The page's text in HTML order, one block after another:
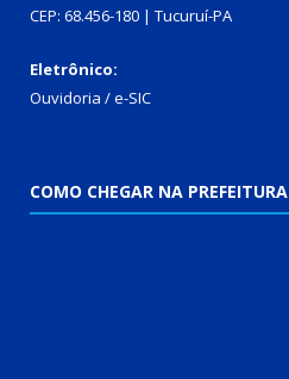
CEP: 68.456-180 | Tucuruí-PA
Eletrônico:
Ouvidoria /e-SIC
COMO CHEGAR NA PREFEITURA